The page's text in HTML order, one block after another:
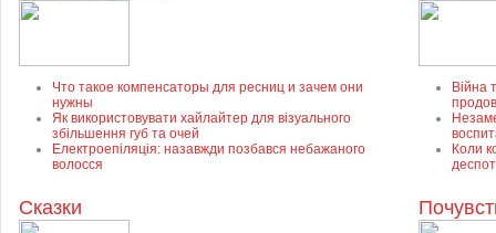
Что такое компенсаторы для ресниц и зачем они
нужны
Як використовувати хайлайтер для візуального
збільшення губ та очей
Електроепіляція: назавжди позбався небажаного
волосся
Війна
Коли
Сказки